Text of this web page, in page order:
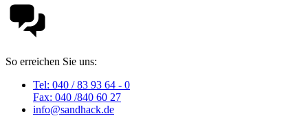
So erreichen Sie uns:
Tel: 040 / 83 93 64 - 0
Fax: 040 /840 60 27
info@sandhack.de